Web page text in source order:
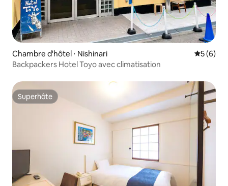
Chambre d'hôtel ⋅ Nishinari
5 (6)
Backpackers Hotel Toyo avec climatisation
Superhôte
Superhôte